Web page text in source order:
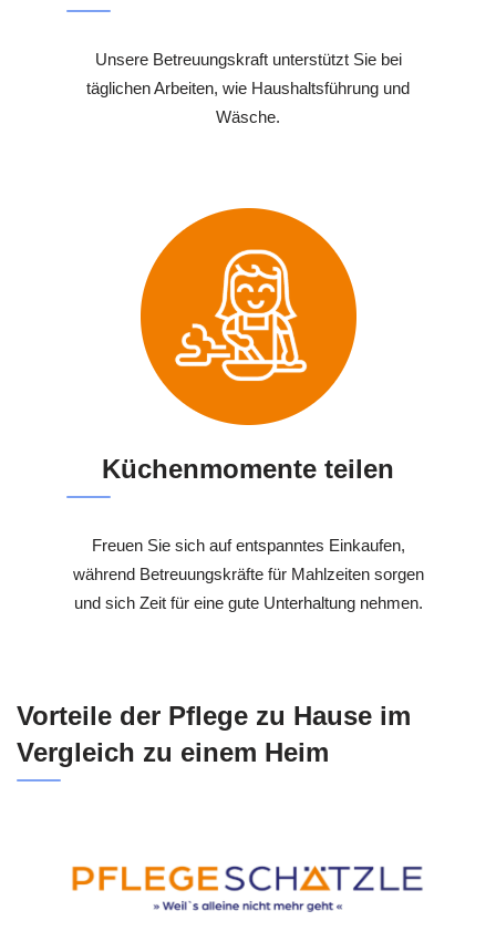
Unsere Betreuungskraft unterstützt Sie bei
täglichen Arbeiten, wie Haushaltsführung und
Wäsche.
Küchenmomente teilen
Freuen Sie sich auf entspanntes Einkaufen,
während Betreuungskräfte für Mahlzeiten sorgen
und sich Zeit für eine gute Unterhaltung nehmen.
Vorteile der Pflege zu Hause im
Vergleich zu einem Heim